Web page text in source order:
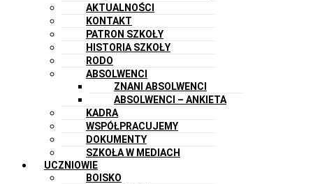
AKTUALNOŚCI
KONTAKT
PATRON SZKOŁY
HISTORIA SZKOŁY
RODO
ABSOLWENCI
ZNANI ABSOLWENCI
ABSOLWENCI – ANKIETA
KADRA
WSPÓŁPRACUJEMY
DOKUMENTY
SZKOŁA W MEDIACH
UCZNIOWIE
BOISKO